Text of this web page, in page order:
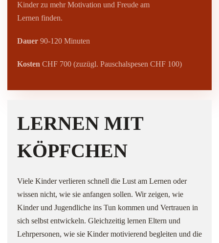
Kinder zu mehr Motivation und Freude am
Lernen finden.
Dauer 90-120 Minuten
Kosten CHF 700 (zuzügl. Pauschalspesen CHF 100)
LERNEN MIT
KÖPFCHEN
Viele Kinder verlieren schnell die Lust am Lernen oder
wissen nicht, wie sie anfangen sollen. Wir zeigen, wie
Kinder und Jugendliche ins Tun kommen und Vertrauen in
sich selbst entwickeln. Gleichzeitig lernen Eltern und
Lehrpersonen, wie sie Kinder motivierend begleiten und die